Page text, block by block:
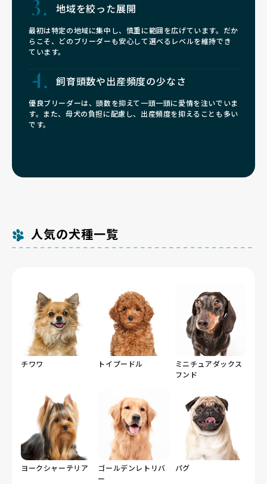
地域を絞った展開
最初は特定の地域に集中し、慎重に範囲を広げています。だか
らこそ、どのブリーダーも安心して選べるレベルを維持でき
ています。
飼育頭数や出産頻度の少なさ
優良ブリーダーは、頭数を抑えて一頭一頭に愛情を注いでいま
す。また、母犬の負担に配慮し、出産頻度を抑えることも多い
です。
人気の犬種一覧
チワワ トイプードル
ミニチュアダックス
フンド
ヨークシャーテリア
ゴールデンレトリバ
ー
パグ